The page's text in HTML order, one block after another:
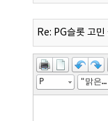
P "맑은 고딕", "Malgun Gothic", gulim